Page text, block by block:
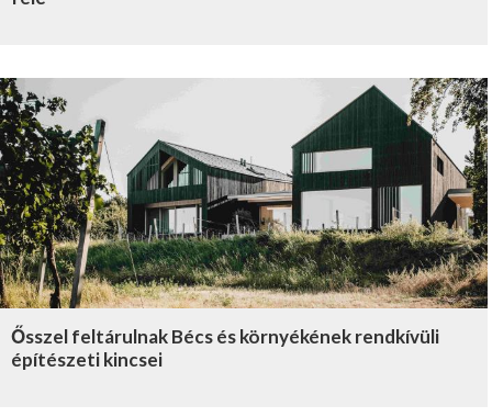
Ősszel feltárulnak Bécs és környékének rendkívüli
építészeti kincsei